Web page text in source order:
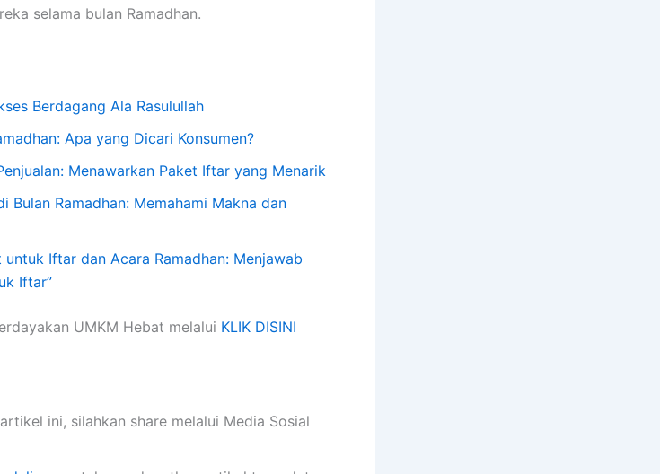
selama bulan Ramadhan.
Berdagang Ala Rasulullah
Apa yang Dicari Konsumen?
Menawarkan Paket Iftar yang Menarik
Bulan Ramadhan: Memahami Makna dan
untuk Iftar dan Acara Ramadhan: Menjawab
Iftar”
UMKM Hebat melalui KLIK DISINI
ini, silahkan share melalui Media Sosial